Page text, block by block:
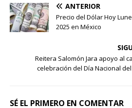
ANTERIOR
Precio del Dólar Hoy
2025 en México
Reitera Salomón Jara apoyo al
celebración del Día Nacional del
SÉ EL PRIMERO EN COMENTAR